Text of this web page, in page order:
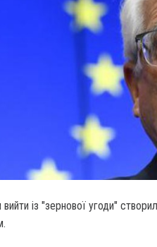
із "зернової угоди"